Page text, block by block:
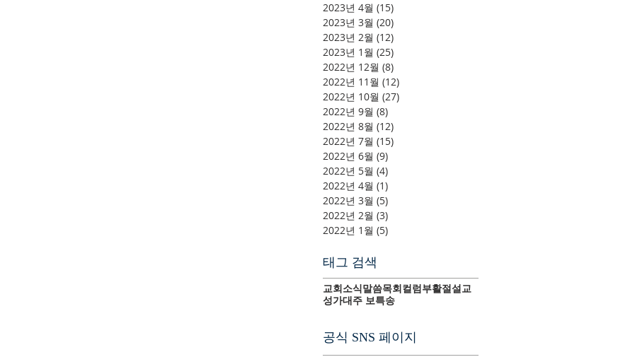
2023년 4월 (15)
2023년 3월 (20)
2023년 2월 (12)
2023년 1월 (25)
2022년 12월 (8)
2022년 11월 (12)
2022년 10월 (27)
2022년 9월 (8)
2022년 8월 (12)
2022년 7월 (15)
2022년 6월 (9)
2022년 5월 (4)
2022년 4월 (1)
2022년 3월 (5)
2022년 2월 (3)
2022년 1월 (5)
태그 검색
교회소식말씀목회컬럼 부활절설교
성가대 주 보특송
공식 SNS 페이지